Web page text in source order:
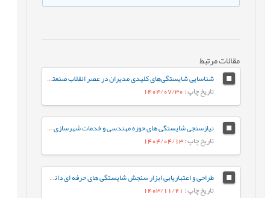
مقالات مرتبط
شناسایی شایستگی‌های کلیدی مدیران در عصر انقلاب صنعتی چهارم (موردمطالعه: سازمان صنعت، معدن و تجارت استان تهران)
تاریخ چاپ: 1404/07/30
نیازسنجی شایستگی های حوزه مهندسی و خدمات شهرسازی (مورد مطالعه شهرداری کرج)
تاریخ چاپ: 1404/04/13
طراحی و اعتباریابی ابزار سنجش شایستگی های حرفه ای دانشجومعلمان بر اساس رویکرد شایستگی محور
تاریخ چاپ: 1403/11/21